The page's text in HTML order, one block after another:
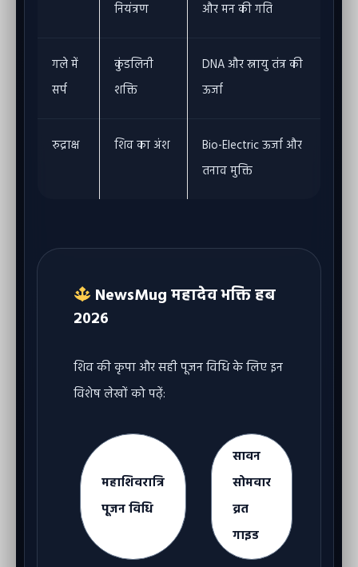
नियंत्रण
और मन की गति
गले में
सर्प
कुंडलिनी
शक्ति
DNA और स्नायु तंत्र की
ऊर्जा
रुद्राक्ष शिव का अंश
Bio-Electric ऊर्जा और
तनाव मुक्ति
NewsMug महादेव भक्ति हब
२०२६
शिव की कृपा और सही पूजन विधि के लिए इन
विशेष लेखों को पढ़ें:
महाशिवरात्रि
पूजन विधि
सावन
सोमवार
व्रत
गाइड